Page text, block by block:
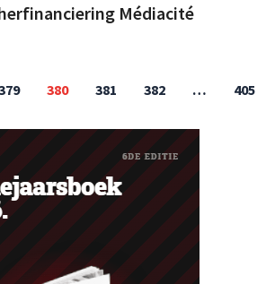
Médiacité
380 381 382 … 405